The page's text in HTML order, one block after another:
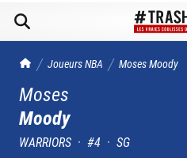
TrashTalk Actu NBA
Joueurs NBA MosesMoody
Moses
Moody
WARRIORS · #4 · SG